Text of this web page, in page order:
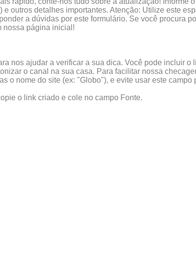
outros detalhes importantes. Atenção: Utilize este
a dúvidas por este formulário. Se você procura
nossa página inicial!
nos ajudar a verificar a sua dica. Você pode incluir o
o canal na sua casa. Para facilitar nossa
o nome do site (ex: "Globo"), e evite usar este campo
o link criado e cole no campo Fonte.